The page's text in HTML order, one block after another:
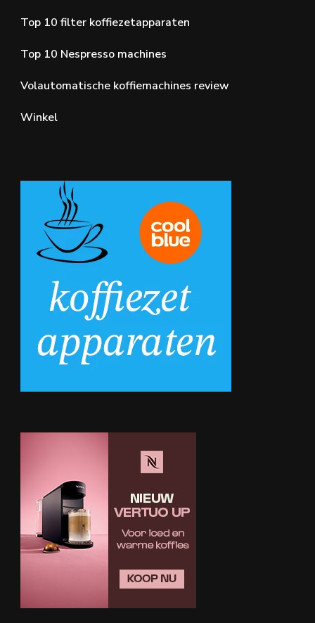
Top 10 filter koffiezetapparaten
Top 10 Nespresso machines
Volautomatische koffiemachines review
Winkel